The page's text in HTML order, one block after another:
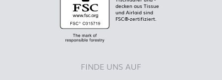
decken aus Tissue
und Airlaid sind
FSC®-zertifiziert.
FINDE UNS AUF